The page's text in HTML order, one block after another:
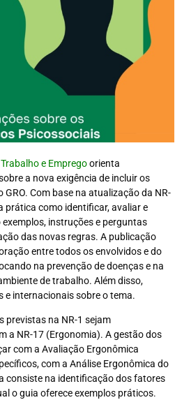
e Empregoorienta
a nova exigência de incluir os
Com base na atualização da NR-
prática como identificar, avaliar e
instruções e perguntas
das novas regras. A publicação
entre todos os envolvidos e do
na prevenção de doenças e na
de trabalho. Além disso,
e internacionais sobre o tema.
previstas na NR-1 sejam
a NR-17 (Ergonomia). A gestão dos
com a Avaliação Ergonômica
com a Análise Ergonômica do
consiste na identificação dos fatores
o guia oferece exemplos práticos.